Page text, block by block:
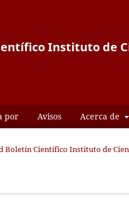
Instituto de
por Avisos Acerca de
Boletín Científico Instituto de